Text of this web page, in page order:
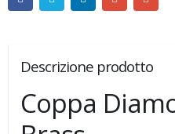
Descrizione prodotto
Coppa